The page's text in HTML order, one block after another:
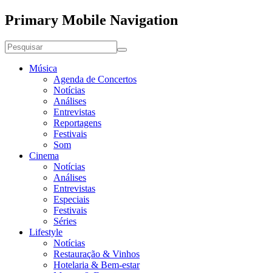
Primary Mobile Navigation
Música
Agenda de Concertos
Notícias
Análises
Entrevistas
Reportagens
Festivais
Som
Cinema
Notícias
Análises
Entrevistas
Especiais
Festivais
Séries
Lifestyle
Notícias
Restauração & Vinhos
Hotelaria & Bem-estar